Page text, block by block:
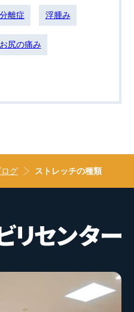
離症 浮腫み
お尻の痛み
グ ストレッチの種類